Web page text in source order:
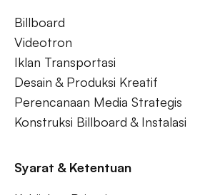
Billboard
Videotron
Iklan Transportasi
Desain & Produksi Kreatif
Perencanaan Media Strategis
Konstruksi Billboard & Instalasi
Syarat & Ketentuan